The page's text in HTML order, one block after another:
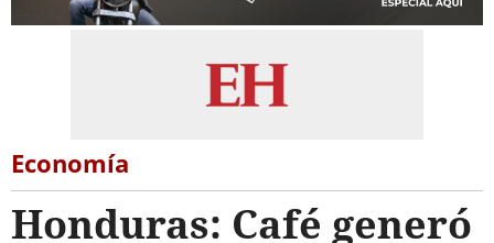
Economía
Honduras: Café generó